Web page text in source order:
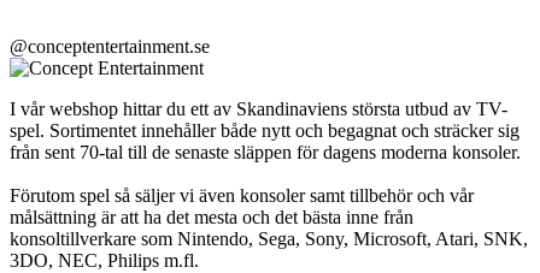
@conceptentertainment.se
I vår webshop hittar du ett av Skandinaviens största utbud av TV-
spel. Sortimentet innehåller både nytt och begagnat och sträcker sig
från sent 70-tal till de senaste släppen för dagens moderna konsoler.
Förutom spel så säljer vi även konsoler samt tillbehör och vår
målsättning är att ha det mesta och det bästa inne från
konsoltillverkare som Nintendo, Sega, Sony, Microsoft, Atari, SNK,
3DO, NEC, Philips m.fl.